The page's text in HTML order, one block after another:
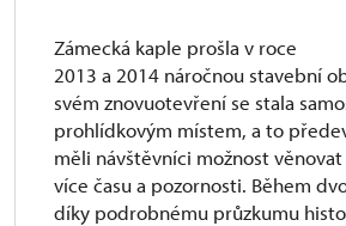
Zámecká kaple prošla v roce
2013 a 2014 náročnou stavební
svém znovuotevření se stala
prohlídkovým místem, a to
měli návštěvníci možnost
více času a pozornosti. Během
díky podrobnému průzkumu